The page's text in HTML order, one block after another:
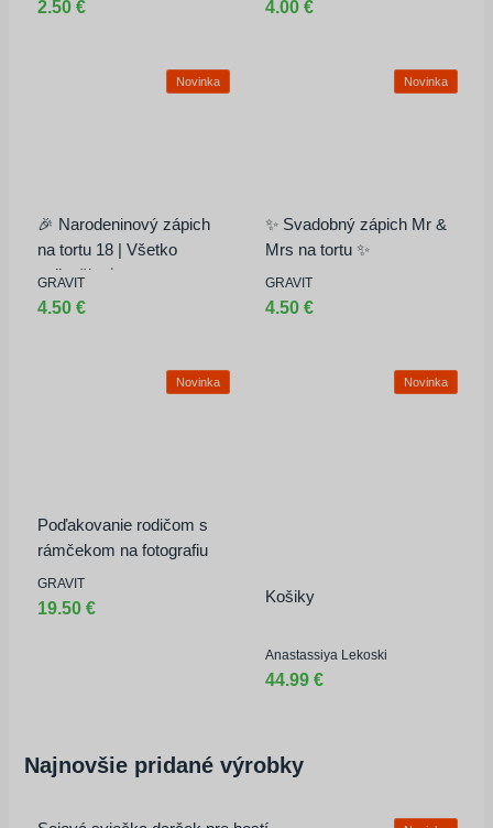
2.50 € 4.00 €
🎉 Narodeninový zápich
na tortu 18 | Všetko
najlepšie 🎂
Novinka
GRAVIT
4.50 €
✨ Svadobný zápich Mr &
Mrs na tortu ✨
Novinka
GRAVIT
4.50 €
Poďakovanie rodičom s
rámčekom na fotografiu
❤️
Novinka
GRAVIT
19.50 €
Košiky
Novinka
Anastassiya Lekoski
44.99 €
Najnovšie pridané výrobky